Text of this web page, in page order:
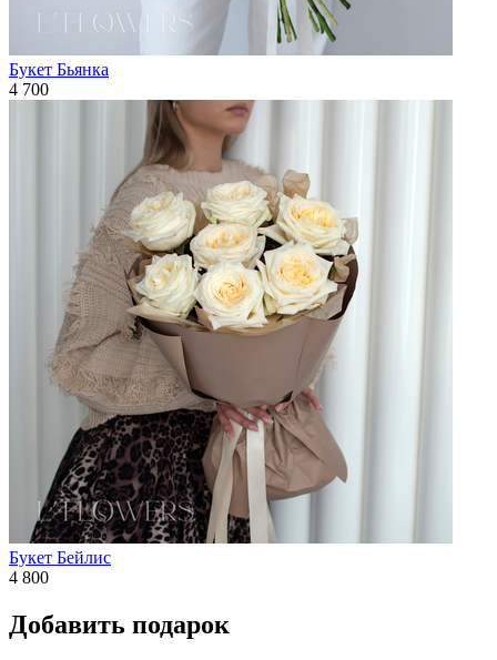
Букет Бьянка
4 700
Букет Бейлис
4 800
Добавить подарок